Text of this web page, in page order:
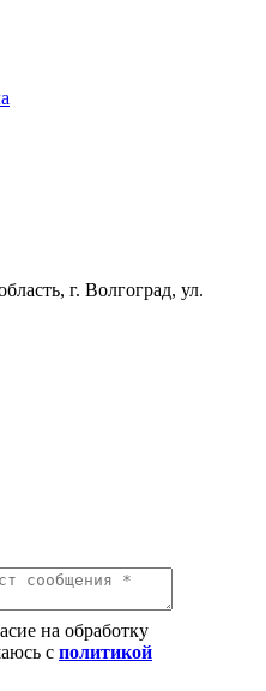
г. Волгоград, ул.
на обработку
с политикой